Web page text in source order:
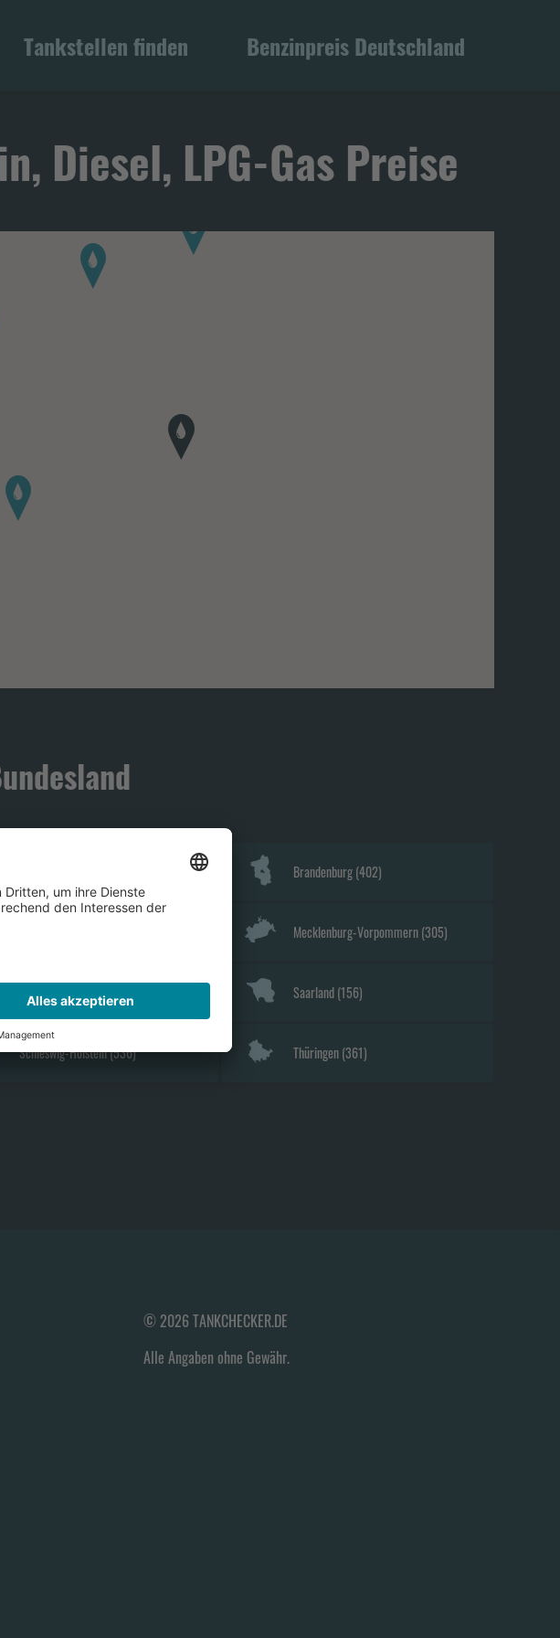
Tankstellen finden Benzinpreis Deutschland
Diesel, LPG-Gas Preise
Brandenburg(402)
Mecklenburg-Vorpommern(305)
Rheinland-Pfalz 700 Saarland(156)
Schleswig-Holstein(536) Thüringen(361)
© 2026 TANKCHECKER.DE
Alle Angaben ohne Gewähr.